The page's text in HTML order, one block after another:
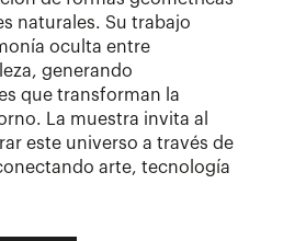
naturales. Su trabajo
oculta entre
generando
que transforman la
La muestra invita al
este universo a través de
arte, tecnología